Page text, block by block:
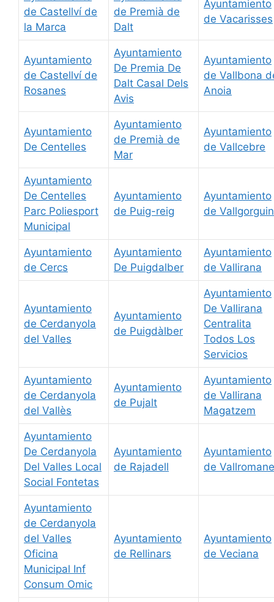
de Castellví de
la Marca
de Premià de
Dalt
Ayuntamiento
de Vacarisses
Ayuntamiento
de Castellví de
Rosanes
Ayuntamiento
De Premia De
Dalt Casal Dels
Avis
Ayuntamiento
de Vallbona
Anoia
Ayuntamiento
De Centelles
Ayuntamiento
de Premià de
Mar
Ayuntamiento
de Vallcebre
Ayuntamiento
De Centelles
Parc Poliesport
Municipal
Ayuntamiento
de Puig-reig
Ayuntamiento
de
Ayuntamiento
de Cercs
Ayuntamiento
De Puigdalber
Ayuntamiento
de Vallirana
Ayuntamiento
de Cerdanyola
del Valles
Ayuntamiento
de Puigdàlber
Ayuntamiento
De Vallirana
Centralita
Todos Los
Servicios
Ayuntamiento
de Cerdanyola
del Vallès
Ayuntamiento
de Pujalt
Ayuntamiento
de Vallirana
Magatzem
Ayuntamiento
De Cerdanyola
Del Valles Local
Social Fontetas
Ayuntamiento
de Rajadell
Ayuntamiento
de
Ayuntamiento
de Cerdanyola
del Valles
Oficina
Municipal Inf
Consum Omic
Ayuntamiento
de Rellinars
Ayuntamiento
de Veciana